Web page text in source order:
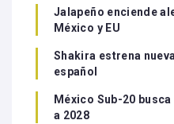
Jalapeño enciende
México y EU
Shakira estrena
español
México Sub-20
a 2028